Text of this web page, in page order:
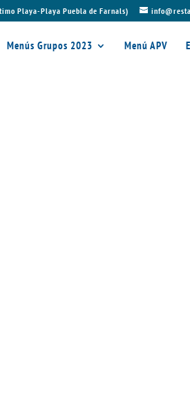
Playa-Playa Puebla de Farnals)
Menús Grupos 2023 Menú APV